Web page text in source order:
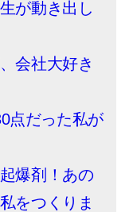
が動き出し
会社大好き
点だった私が
爆剤！あの
をつくりま